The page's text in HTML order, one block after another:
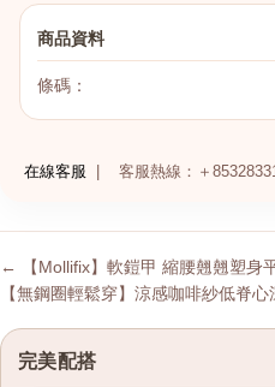
商品資料
條碼：
在線客服 客服熱線：＋
← 【Mollifix】軟鎧甲 縮腰翹翹塑身
【無鋼圈輕鬆穿】涼感咖啡紗低脊
完美配搭